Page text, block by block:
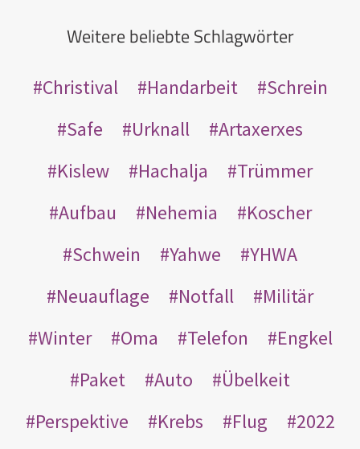
Weitere beliebte Schlagwörter
Christival Handarbeit
Schrein
Safe
Urknall
Artaxerxes
Kislew
Hachalja
Trümmer
Aufbau
Nehemia
Koscher
Schwein
Yahwe
YHWA
Neuauflage
Notfall
Militär
Winter
Oma Telefon
Engkel
Paket
Auto
Übelkeit
Perspektive
Krebs Flug
2022